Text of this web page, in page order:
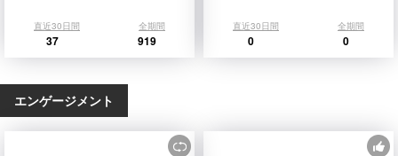
直近30日間 全期間
37 919
直近30日間 全期間
0 0
エンゲージメント